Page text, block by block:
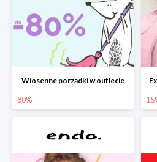
Wiosenne porządki w outlecie
80%